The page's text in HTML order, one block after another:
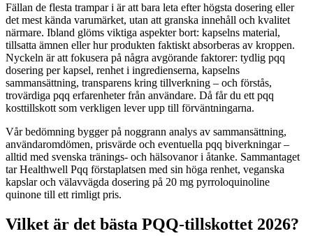
Fällan de flesta trampar i är att bara leta efter högsta dosering eller
det mest kända varumärket, utan att granska innehåll och kvalitet
närmare. Ibland glöms viktiga aspekter bort: kapselns material,
tillsatta ämnen eller hur produkten faktiskt absorberas av kroppen.
Nyckeln är att fokusera på några avgörande faktorer: tydlig pqq
dosering per kapsel, renhet i ingredienserna, kapselns
sammansättning, transparens kring tillverkning – och förstås,
trovärdiga pqq erfarenheter från användare. Då får du ett pqq
kosttillskott som verkligen lever upp till förväntningarna.
Vår bedömning bygger på noggrann analys av sammansättning,
användaromdömen, prisvärde och eventuella pqq biverkningar –
alltid med svenska tränings- och hälsovanor i åtanke. Sammantaget
tar Healthwell Pqq förstaplatsen med sin höga renhet, veganska
kapslar och välavvägda dosering på 20 mg pyrroloquinoline
quinone till ett rimligt pris.
Vilket är det bästa PQQ-tillskottet 2026?